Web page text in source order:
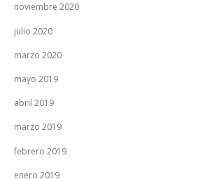
noviembre 2020
julio 2020
marzo 2020
mayo 2019
abril 2019
marzo 2019
febrero 2019
enero 2019